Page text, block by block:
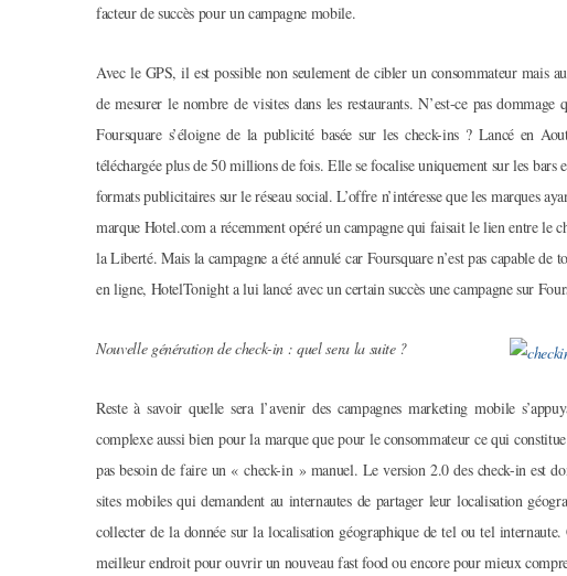
facteur de succès pour un campagne mobile.
Avec le GPS, il est possible non seulement de cibler un consommateur mais
de mesurer le nombre de visites dans les restaurants. N’est-ce pas dommage
Foursquare s’éloigne de la publicité basée sur les check-ins ? Lancé en
téléchargée plus de 50 millions de fois. Elle se focalise uniquement sur les
formats publicitaires sur le réseau social. L’offre n’intéresse que les marques
marque Hotel.com a récemment opéré un campagne qui faisait le lien entre le
la Liberté. Mais la campagne a été annulé car Foursquare n’est pas capable de
en ligne, HotelTonight a lui lancé avec un certain succès une campagne sur
Nouvelle génération de check-in : quel sera la suite ?
Reste à savoir quelle sera l’avenir des campagnes marketing mobile
complexe aussi bien pour la marque que pour le consommateur ce qui
pas besoin de faire un « check-in » manuel. Le version 2.0 des check-in est
sites mobiles qui demandent au internautes de partager leur localisation
collecter de la donnée sur la localisation géographique de tel ou tel
meilleur endroit pour ouvrir un nouveau fast food ou encore pour mieux